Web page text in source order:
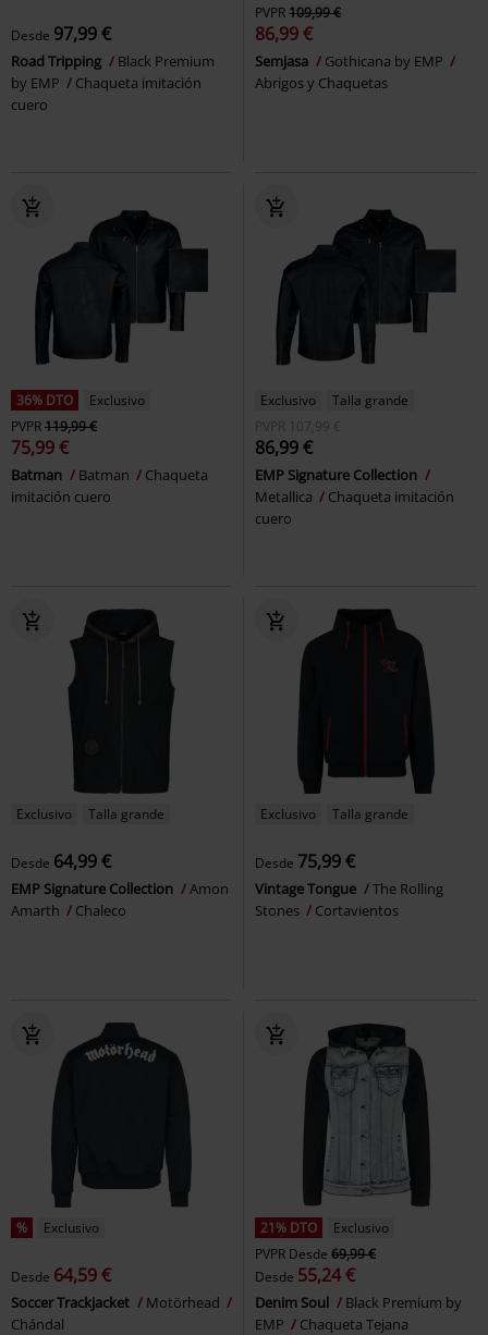
Desde 97,99 €
Road Tripping
Black Premium
by EMP
Chaqueta imitación
cuero
PVPR109,99 €
86,99 €
Semjasa
Gothicana by EMP
Abrigos y Chaquetas
36% DTO
Exclusivo
PVPR119,99 €
75,99 €
Batman Batman
Chaqueta
imitación cuero
Exclusivo
Talla grande
PVPR 107,99 €
86,99 €
EMP Signature Collection
Metallica
Chaqueta imitación
cuero
Exclusivo Talla grande
Desde 64,99 €
EMP Signature Collection
Amon
Amarth
Chaleco
Exclusivo Talla grande
Desde 75,99 €
Vintage Tongue
The Rolling
Stones
Cortavientos
% Exclusivo
Desde 64,59 €
Soccer Trackjacket
Motörhead
Chándal
21% DTO
Exclusivo
PVPR Desde 69,99 €
Desde 55,24 €
Denim Soul
Black Premium by
EMP
Chaqueta Tejana